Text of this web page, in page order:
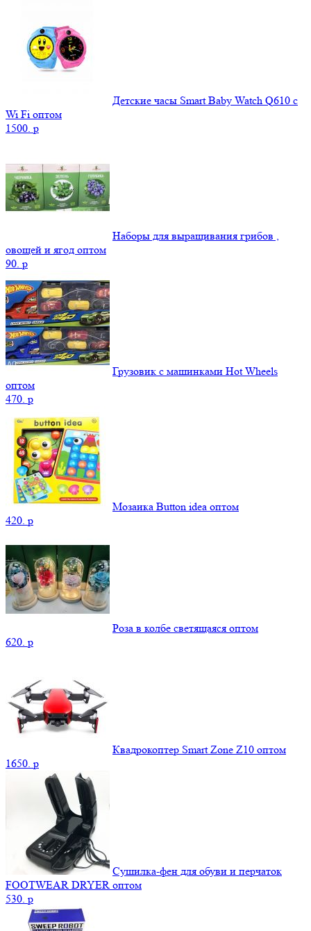
Детские часы Smart Baby Watch Q610 с
Wi Fi оптом
1500. p
Наборы для выращивания грибов ,
овощей и ягод оптом
90. p
Грузовик с машинками Hot Wheels
оптом
470. p
Мозаика Button idea оптом
420. p
Роза в колбе светящаяся оптом
620. p
Квадрокоптер Smart Zone Z10 оптом
1650. p
Сушилка-фен для обуви и перчаток
FOOTWEAR DRYER оптом
530. p